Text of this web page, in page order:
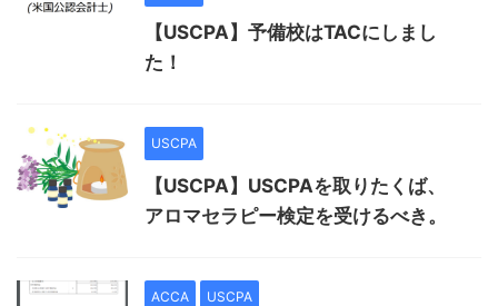
【USCPA】予備校はTACにしまし
た！
USCPA
【USCPA】USCPAを取りたくば、
アロマセラピー検定を受けるべき。
ACCA USCPA